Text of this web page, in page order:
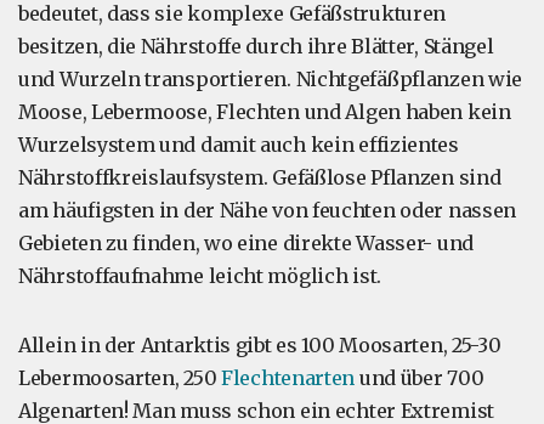
bedeutet, dass sie komplexe Gefäßstrukturen
besitzen, die Nährstoffe durch ihre Blätter, Stängel
und Wurzeln transportieren. Nichtgefäßpflanzen wie
Moose, Lebermoose, Flechten und Algen haben kein
Wurzelsystem und damit auch kein effizientes
Nährstoffkreislaufsystem. Gefäßlose Pflanzen sind
am häufigsten in der Nähe von feuchten oder nassen
Gebieten zu finden, wo eine direkte Wasser- und
Nährstoffaufnahme leicht möglich ist.
Allein in der Antarktis gibt es 100 Moosarten, 25-30
Lebermoosarten, 250 Flechtenarten und über 700
Algenarten! Man muss schon ein echter Extremist